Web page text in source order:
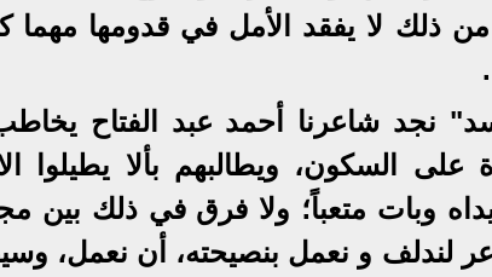
ذلك لا يفقد الأمل في قدومها مهما
نجد شاعرنا أحمد عبد الفتاح يخاطب
السكون، ويطالبهم بألا يطيلوا
وبات متعباً؛ ولا فرق في ذلك بين
لندلف و نعمل بنصيحته، أن نعمل،